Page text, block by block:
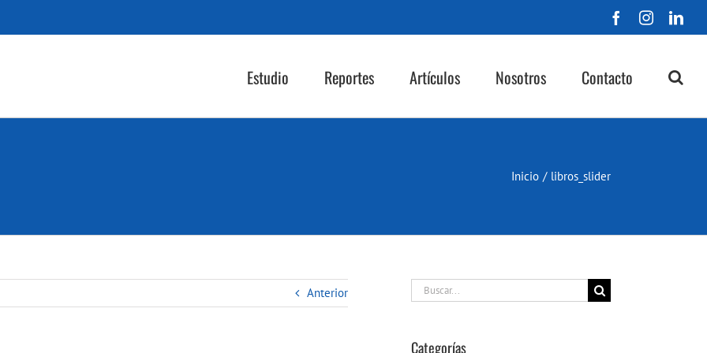
Facebook
Estudio Reportes Artículos Nosotros Contacto
Inicio / libros_slider
Anterior Buscar:
Categorías